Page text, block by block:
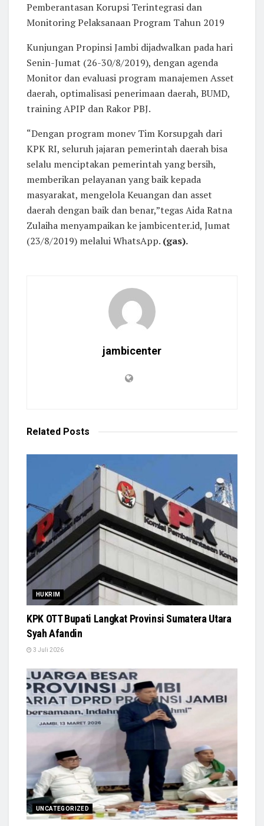
Pemberantasan Korupsi Terintegrasi dan
Monitoring Pelaksanaan Program Tahun 2019
Kunjungan Propinsi Jambi dijadwalkan pada hari
Senin-Jumat (26-30/8/2019), dengan agenda
Monitor dan evaluasi program manajemen Asset
daerah, optimalisasi penerimaan daerah, BUMD,
training APIP dan Rakor PBJ.
“Dengan program monev Tim Korsupgah dari
KPK RI, seluruh jajaran pemerintah daerah bisa
selalu menciptakan pemerintah yang bersih,
memberikan pelayanan yang baik kepada
masyarakat, mengelola Keuangan dan asset
daerah dengan baik dan benar,”tegas Aida Ratna
Zulaiha menyampaikan ke jambicenter.id, Jumat
(23/8/2019) melalui WhatsApp. (gas).
jambicenter
Related Posts
HUKRIM
KPK OTT Bupati Langkat Provinsi Sumatera Utara
Syah Afandin
3 Juli 2026
UNCATEGORIZED